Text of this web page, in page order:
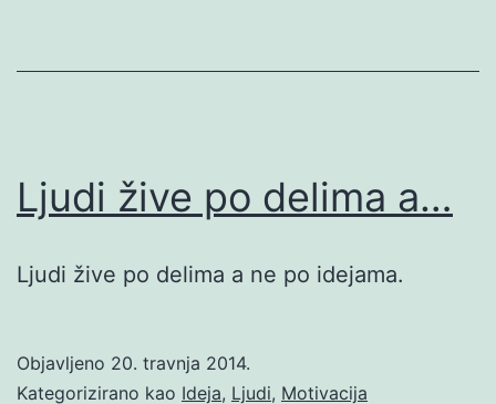
Ljudi žive po delima a…
Ljudi žive po delima a ne po idejama.
Objavljeno 20. travnja 2014.
Kategorizirano kao Ideja, Ljudi, Motivacija